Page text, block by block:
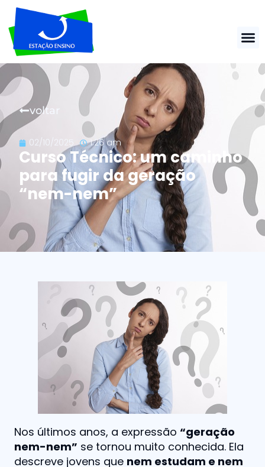
voltar
02/10/2025 1:26 am
Curso Técnico: um caminho
para fugir da geração
“nem-nem”
Nos últimos anos, a expressão “geração
nem-nem” se tornou muito conhecida. Ela
descreve jovens que nem estudam e nem